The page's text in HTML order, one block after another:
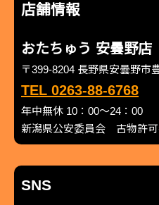
店舗情報
おたちゅう 安曇野店
〒399-8204 長野県安曇野市
TEL 0263-88-6768
年中無休 10：00～24：00
新潟県公安委員会 古物許可
SNS